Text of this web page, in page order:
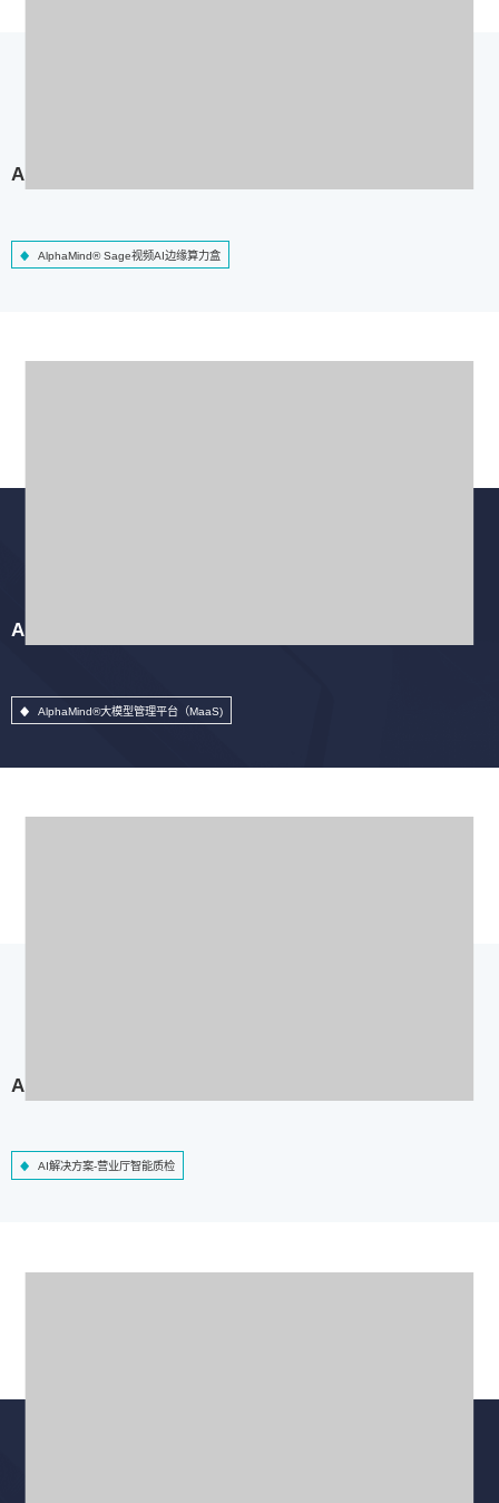
AlphaMind® Sage视频AI边缘算力盒
AlphaMind® Sage视频AI边缘算力盒
AlphaMind®大模型管理平台（MaaS)
AlphaMind®大模型管理平台（MaaS)
AI解决方案-营业厅智能质检
AI解决方案-营业厅智能质检